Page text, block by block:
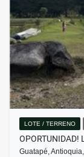
LOTE / TERRENO
OPORTUNIDAD!
Guatapé,